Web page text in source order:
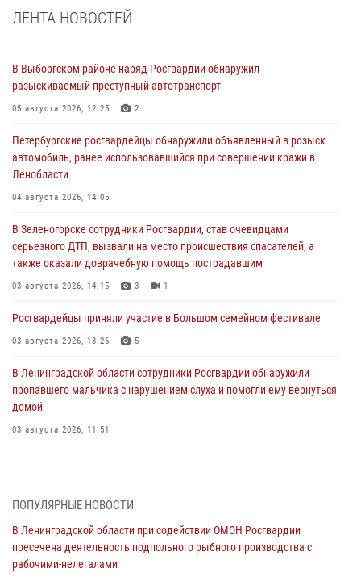
ЛЕНТА НОВОСТЕЙ
В Выборгском районе наряд Росгвардии обнаружил
разыскиваемый преступный автотранспорт
05 августа 2026, 12:25 2
Петербургские росгвардейцы обнаружили объявленный в розыск
автомобиль, ранее использовавшийся при совершении кражи в
Ленобласти
04 августа 2026, 14:05
В Зеленогорске сотрудники Росгвардии, став очевидцами
серьезного ДТП, вызвали на место происшествия спасателей, а
также оказали доврачебную помощь пострадавшим
03 августа 2026, 14:15 3 1
Росгвардейцы приняли участие в Большом семейном фестивале
03 августа 2026, 13:26 5
В Ленинградской области сотрудники Росгвардии обнаружили
пропавшего мальчика с нарушением слуха и помогли ему вернуться
домой
03 августа 2026, 11:51
03 августа 2026, 10:15 1
Сотрудники ГУ Росгвардии приняли участие в чемпионатах Северо-
Западного округа войск национальной гвардии РФ по спортивному и
боевому самбо
ПОПУЛЯРНЫЕ НОВОСТИ
В Ленинградской области при содействии ОМОН Росгвардии
пресечена деятельность подпольного рыбного производства с
рабочими-нелегалами